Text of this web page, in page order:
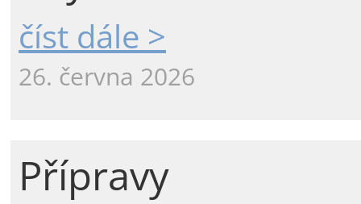
číst dále >
26. června 2026
Přípravy